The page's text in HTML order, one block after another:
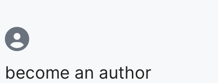
become an author